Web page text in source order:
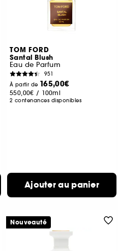
TOM FORD
Santal Blush
Eau de Parfum
951
À partir de 165,00€
550,00€ / 100ml
2 contenances disponibles
Ajouter au panier
Nouveauté